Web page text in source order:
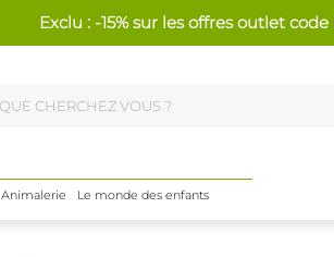
Exclu : -15% sur les offres outlet code
Animalerie Le monde des enfants